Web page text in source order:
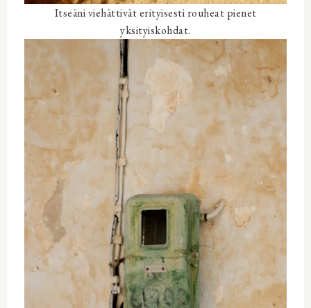
Itseäni viehättivät erityisesti rouheat pienet
yksityiskohdat.